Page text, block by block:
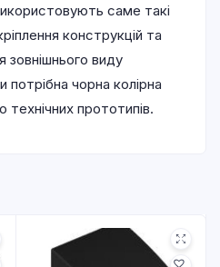
саме такі
конструкцій та
зовнішнього виду
чорна колірна
технічних прототипів.